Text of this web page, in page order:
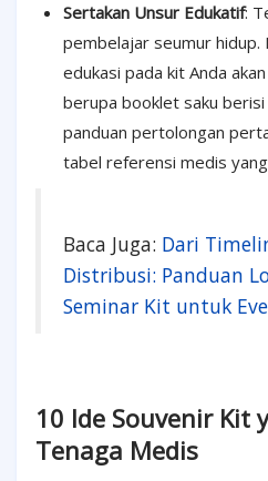
Sertakan Unsur Edukatif:
pembelajar seumur hidup.
edukasi pada kit Anda
berupa booklet saku
panduan pertolongan
tabel referensi medis
Baca Juga: Dari
Distribusi: Panduan
Seminar Kit untuk
10 Ide Souvenir Kit
Tenaga Medis